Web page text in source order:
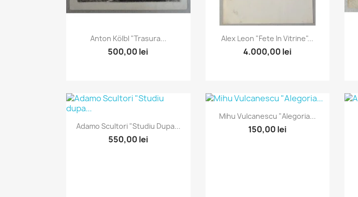
Vizualizare rapida
Anton Kölbl "Trasura...
500,00 lei
Vizualizare rapida
Alex Leon "Fete In Vitrine"...
4.000,00 lei
Vizualizare rapida
Adamo Scultori "Studiu Dupa...
550,00 lei
Vizualizare rapida
Mihu Vulcanescu "Alegoria...
150,00 lei